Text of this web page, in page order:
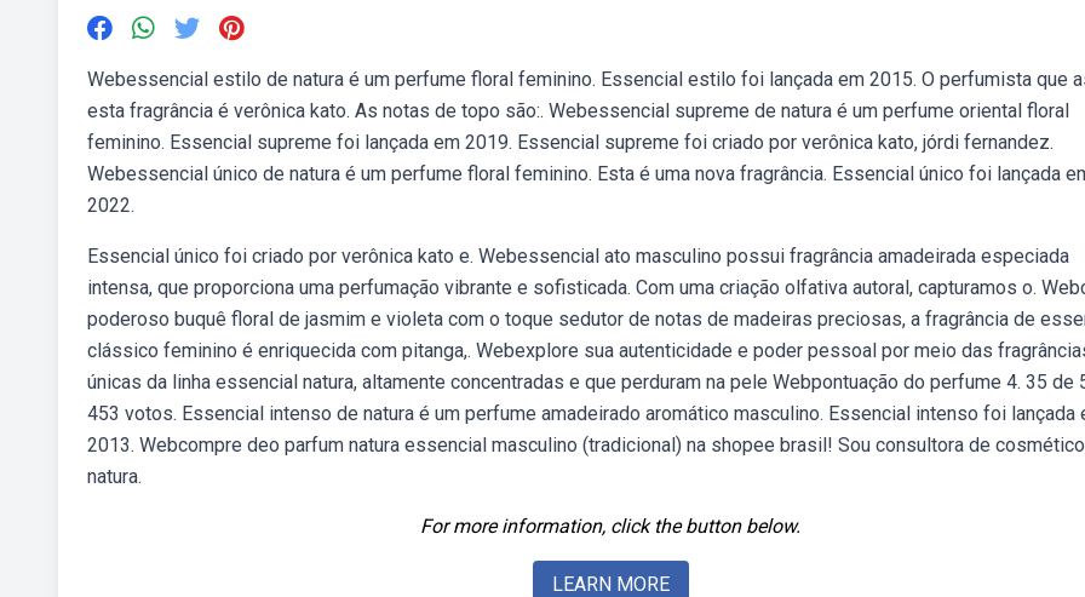
Webessencial estilo de natura é um perfume floral feminino. Essencial estilo foi lançada em 2015. O perfumista que
esta fragrância é verônica kato. As notas de topo são:. Webessencial supreme de natura é um perfume oriental floral
feminino. Essencial supreme foi lançada em 2019. Essencial supreme foi criado por verônica kato, jórdi fernandez.
Webessencial único de natura é um perfume floral feminino. Esta é uma nova fragrância. Essencial único foi lançada
2022.
Essencial único foi criado por verônica kato e. Webessencial ato masculino possui fragrância amadeirada especiada
intensa, que proporciona uma perfumação vibrante e sofisticada. Com uma criação olfativa autoral, capturamos o.
poderoso buquê floral de jasmim e violeta com o toque sedutor de notas de madeiras preciosas, a fragrância de
clássico feminino é enriquecida com pitanga,. Webexplore sua autenticidade e poder pessoal por meio das
únicas da linha essencial natura, altamente concentradas e que perduram na pele Webpontuação do perfume 4. 35 de
453 votos. Essencial intenso de natura é um perfume amadeirado aromático masculino. Essencial intenso foi lançada
2013. Webcompre deo parfum natura essencial masculino (tradicional) na shopee brasil! Sou consultora de
natura.
For more information, click the button below.
LEARN MORE